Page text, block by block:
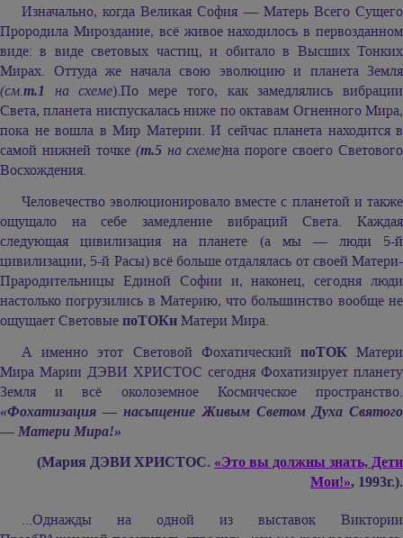
Изначально, когда Великая София — Матерь Всего Сущего
Прородила Мироздание, всё живое находилось в первозданном
виде: в виде световых частиц, и обитало в Высших Тонких
Мирах. Оттуда же начала свою эволюцию и планета Земля
(см.т.1 на схеме).По мере того, как замедлялись вибрации
Света, планета ниспускалась ниже по октавам Огненного Мира,
пока не вошла в Мир Материи. И сейчас планета находится в
самой нижней точке (т.5 на схеме)на пороге своего Светового
Восхождения.
Человечество эволюционировало вместе с планетой и также
ощущало на себе замедление вибраций Света. Каждая
следующая цивилизация на планете (а мы — люди 5-й
цивилизации, 5-й Расы) всё больше отдалялась от своей Матери-
Прародительницы Единой Софии и, наконец, сегодня люди
настолько погрузились в Материю, что большинство вообще не
ощущает СветовыепоТОКиМатери Мира.
А именно этот Световой Фохатический поТОКМатери
Мира Марии ДЭВИ ХРИСТОС сегодня Фохатизирует планету
Земля и всё околоземное Космическое пространство.
«Фохатизация — насыщение Живым Светом Духа Святого
— Матери Мира!»
(Мария ДЭВИ ХРИСТОС. «Это вы должны знать, Дети
Мои!», 1993г.).
...Однажды на одной из выставок Виктории